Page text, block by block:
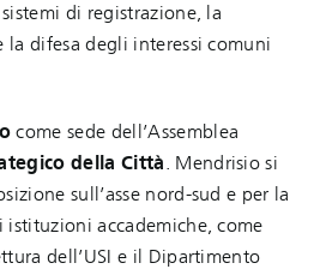
di registrazione, la
difesa degli interessi comuni
come sede dell’Assemblea
della Città. Mendrisio si
sull’asse nord-sud e per la
accademiche, come
dell’USI e il Dipartimento